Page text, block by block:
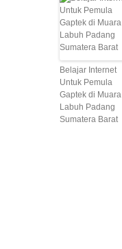
Belajar Internet
Untuk Pemula
Gaptek di Muara
Labuh Padang
Sumatera Barat